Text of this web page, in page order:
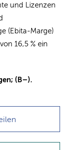
und Lizenzen
(Ebita-Marge)
16,5 % ein
(B–).